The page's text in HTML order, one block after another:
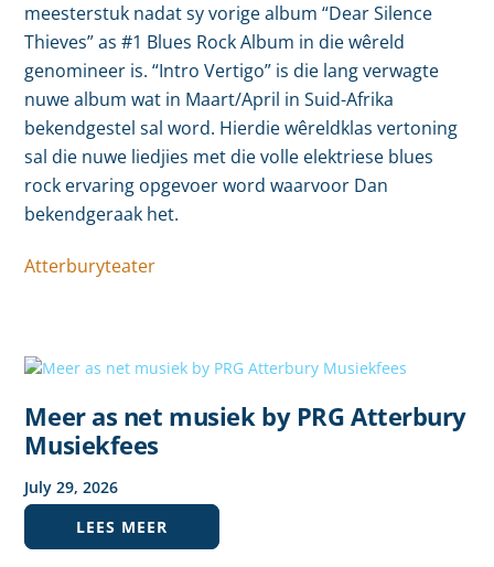
meesterstuk nadat sy vorige album “Dear Silence
Thieves” as #1 Blues Rock Album in die wêreld
genomineer is. “Intro Vertigo” is die lang verwagte
nuwe album wat in Maart/April in Suid-Afrika
bekendgestel sal word. Hierdie wêreldklas vertoning
sal die nuwe liedjies met die volle elektriese blues
rock ervaring opgevoer word waarvoor Dan
bekendgeraak het.
Atterburyteater
Meer as net musiek by PRG Atterbury
Musiekfees
July 29,2026
LEES MEER